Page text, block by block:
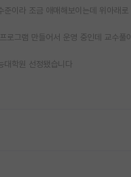
이라 조금 애매해보이는데 위아래
로그램 만들어서 운영 중인데 교수
학원 선정됐습니다